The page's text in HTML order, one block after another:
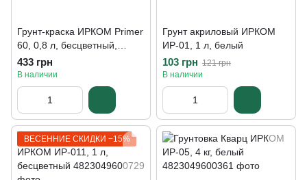
Грунт-краска ИРКОМ Primer
60, 0,8 л, бесцветный,
полуглянцевый
433 грн
В наличии
Грунт акриловый ИРКОМ
ИР-01, 1 л, белый
103 грн 121 грн
В наличии
ВЕСЕННИЕ СКИДКИ −15%